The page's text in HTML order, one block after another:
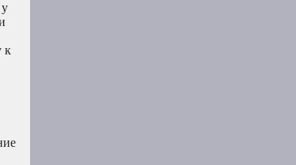
к